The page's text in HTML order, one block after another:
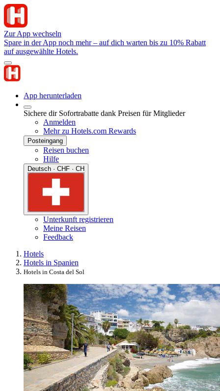
Zur App wechseln
Spare in der App noch mehr – auf dich warten bis zu 10% Rabatt
auf ausgewählte Hotels.
App herunterladen
Sichere dir Sofortrabatte dank Preisen für Mitglieder
Anmelden
Mehr zu Hotels.com Rewards
Posteingang
Reisen buchen
Hilfe
Deutsch · CHF · CH
Unterkunft registrieren
Meine Reisen
Feedback
Hotels
Hotels in Spanien
Hotels in Costa del Sol